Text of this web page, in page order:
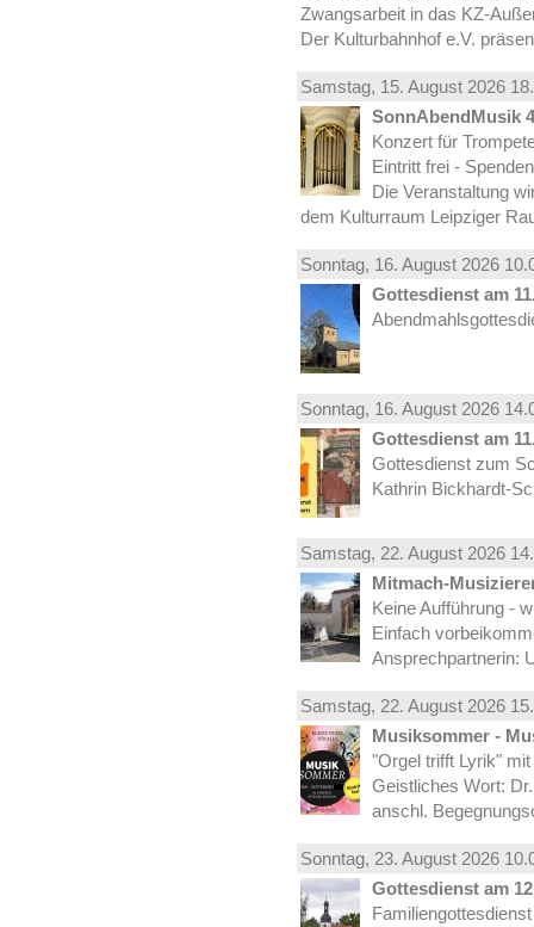
Zwangsarbeit in das KZ-
Der Kulturbahnhof e.V.
Samstag, 15. August 2026
SonnAbendMusik 4
Konzert für
Eintritt frei -
Die Veranstaltung
dem Kulturraum Leipziger
Sonntag, 16. August 2026
Gottesdienst am
Sonntag, 16. August 2026
Gottesdienst am
Gottesdienst zum
Kathrin Bickhardt-
Samstag, 22. August 2026
Mitmach-
Keine Aufführung -
Einfach
Ansprechpartnerin:
Samstag, 22. August 2026
Musiksommer -
"Orgel trifft Lyrik"
Geistliches Wort:
anschl.
Sonntag, 23. August 2026
Gottesdienst am